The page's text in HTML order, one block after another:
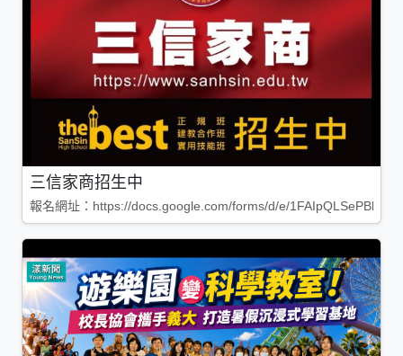
三信家商招生中
報名網址：https://docs.google.com/forms/d/e/